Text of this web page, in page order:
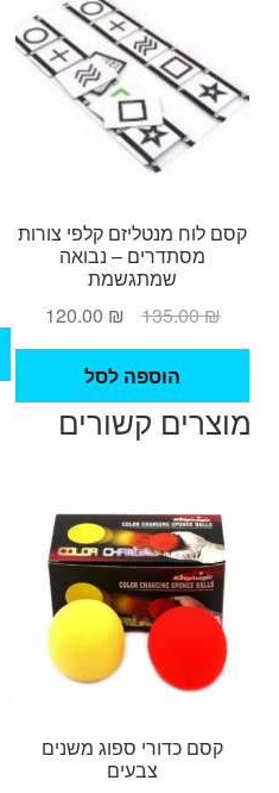
קסם לוח מנטליזם קלפי צורות
מסתדרים – נבואה
שמתגשמת
135.00₪
המחיר
המקורי
היה:
135.00 ₪.
120.00 ₪
הנוכחי
120.00 ₪.
הוספה לסל
מוצרים קשורים
קסם כדורי ספוג משנים
צבעים